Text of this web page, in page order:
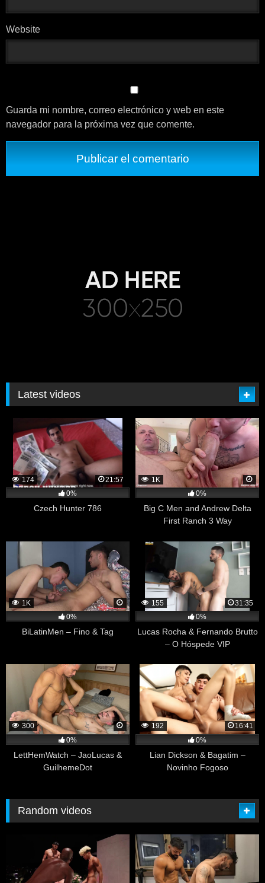
Website
Guarda mi nombre, correo electrónico y web en este
navegador para la próxima vez que comente.
Latest videos
174
21:57
0%
Czech Hunter 786
1K
0%
Big C Men and Andrew Delta
First Ranch 3 Way
1K
0%
BiLatinMen – Fino & Tag
155
31:35
0%
Lucas Rocha & Fernando Brutto
– O Hóspede VIP
300
0%
LettHemWatch – JaoLucas &
GuilhemeDot
192
16:41
0%
Lian Dickson & Bagatim –
Novinho Fogoso
Random videos